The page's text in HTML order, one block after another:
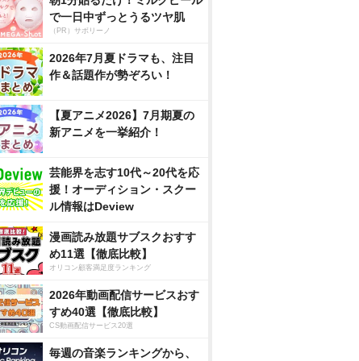
で一日中ずっとうるツヤ肌
（PR）サボリーノ
2026年7月夏ドラマも、注目
作＆話題作が勢ぞろい！
【夏アニメ2026】7月期夏の
新アニメを一挙紹介！
芸能界を志す10代～20代を応
援！オーディション・スクー
ル情報はDeview
漫画読み放題サブスクおすす
め11選【徹底比較】
オリコン顧客満足度ランキング
2026年動画配信サービスおす
すめ40選【徹底比較】
CS動画配信サービス20選
毎週の音楽ランキングから、